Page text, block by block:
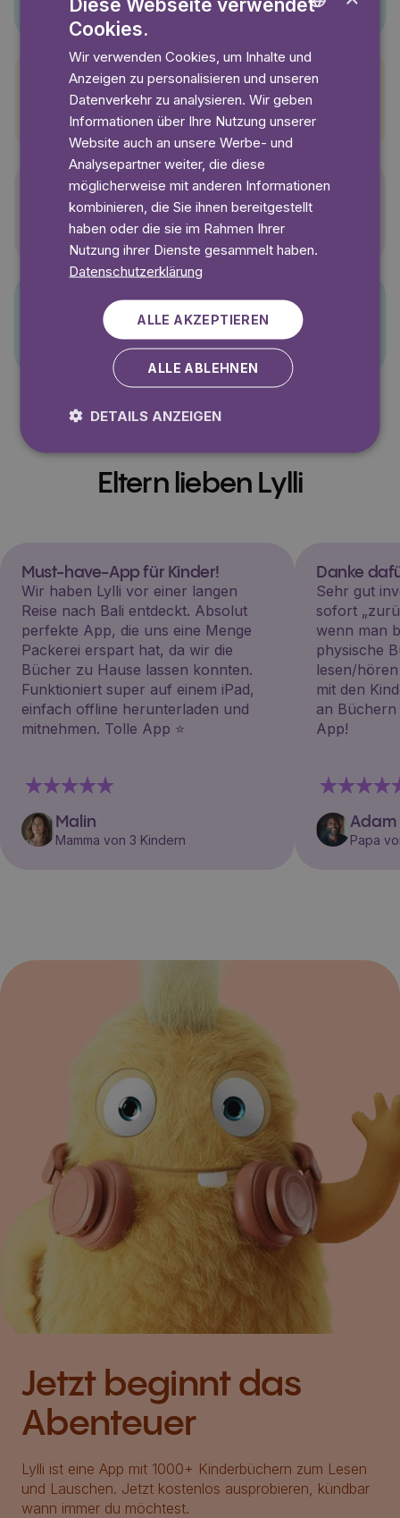
Pettersson und Findus
Polly Pocket
PJ Masks
Eltern lieben Lylli
Must-have-App für Kinder!
Wir haben Lylli vor einer langen
Reise nach Bali entdeckt. Absolut
perfekte App, die uns eine Menge
Packerei erspart hat, da wir die
Bücher zu Hause lassen konnten.
Funktioniert super auf einem iPad,
einfach offline herunterladen und
mitnehmen. Tolle App ⭐️
Malin
Mamma von 3 Kindern
Danke
Sehr gut
sofort
wenn man
physische
lesen/
mit den
an Büchern
App!
Adam
Papa
Jetzt beginnt das
Abenteuer
Lylli ist eine App mit 1000+ Kinderbüchern zum Lesen
und Lauschen. Jetzt kostenlos ausprobieren, kündbar
wann immer du möchtest.
GERMAN
Cookies.
Wir verwenden Cookies, um Inhalte und
Anzeigen zu personalisieren und unseren
Datenverkehr zu analysieren. Wir geben
Informationen über Ihre Nutzung unserer
Website auch an unsere Werbe- und
Analysepartner weiter, die diese
möglicherweise mit anderen Informationen
kombinieren, die Sie ihnen bereitgestellt
haben oder die sie im Rahmen Ihrer
Nutzung ihrer Dienste gesammelt haben.
Datenschutzerklärung
ALLE AKZEPTIEREN
ALLE ABLEHNEN
DETAILS ANZEIGEN